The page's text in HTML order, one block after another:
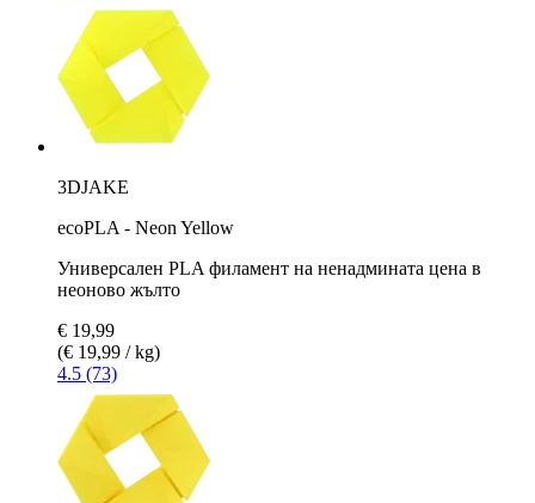
3DJAKE
ecoPLA - Neon Yellow
Универсален PLA филамент на ненадмината цена в
неоново жълто
€ 19,99
(€ 19,99 / kg)
4.5 (73)